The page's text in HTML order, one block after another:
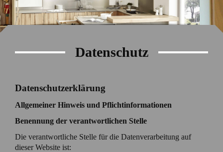
Datenschutz
Datenschutzerklärung
Allgemeiner Hinweis und Pflichtinformationen
Benennung der verantwortlichen Stelle
Die verantwortliche Stelle für die Datenverarbeitung auf
dieser Website ist: